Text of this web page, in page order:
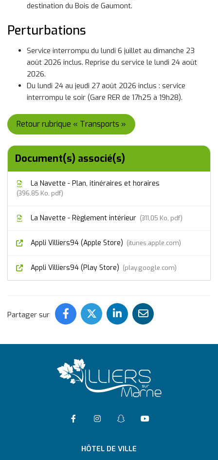
destination du Bois de Gaumont.
Perturbations
Service interrompu du lundi 6 juillet au dimanche 23
août 2026 inclus. Reprise du service le lundi 24 août
2026.
Du lundi 24 au jeudi 27 août 2026 inclus : service
interrompu le soir (Gare RER de 17h25 à 19h28).
Retour rubrique « Transports »
Document(s) associé(s)
La Navette - Plan, itinéraires et horaires
396,85 Ko, pdf
La Navette - Règlement intérieur 311,05 Ko, pdf
Appli Villiers94 (Apple Store) itunes.apple.com
Appli Villiers94 (Play Store) play.google.com
Partager sur Partager ce contenu sur
Partager ce contenu sur
Partager ce
Partager ce
Accéder à la page Facebook
Suivre l'actualité de
Suivre l'actualité
Accéder à la
HÔTEL DE VILLE